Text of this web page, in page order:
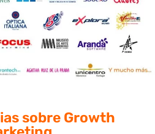
sobre Growth